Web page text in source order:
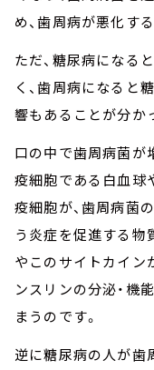
め、歯周病が悪化す
ただ、糖尿病になる
く、歯周病になると
響もあることが分か
口の中で歯周病菌が
疫細胞である白血球
疫細胞が、歯周病菌
う炎症を促進する物
やこのサイトカイン
ンスリンの分泌・機
まうのです。
逆に糖尿病の人が歯